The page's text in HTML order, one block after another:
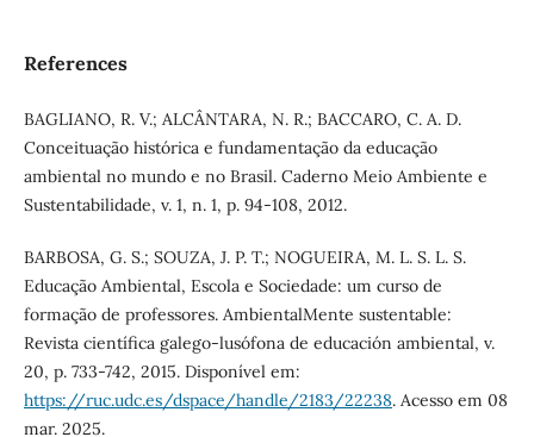
References
BAGLIANO, R. V.; ALCÂNTARA, N. R.; BACCARO, C. A. D.
Conceituação histórica e fundamentação da educação
ambiental no mundo e no Brasil. Caderno Meio Ambiente e
Sustentabilidade, v. 1, n. 1, p. 94-108, 2012.
BARBOSA, G. S.; SOUZA, J. P. T.; NOGUEIRA, M. L. S. L. S.
Educação Ambiental, Escola e Sociedade: um curso de
formação de professores. AmbientalMente sustentable:
Revista científica galego-lusófona de educación ambiental, v.
20, p. 733-742, 2015. Disponível em:
https://ruc.udc.es/dspace/handle/2183/22238. Acesso em 08
mar. 2025.